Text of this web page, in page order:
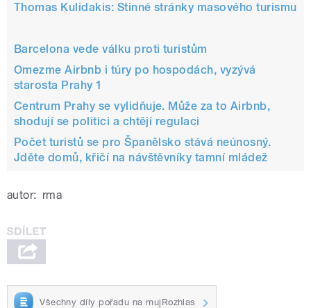
Thomas Kulidakis: Stinné stránky masového turismu
Barcelona vede válku proti turistům
Omezme Airbnb i túry po hospodách, vyzývá
starosta Prahy 1
Centrum Prahy se vylidňuje. Může za to Airbnb,
shodují se politici a chtějí regulaci
Počet turistů se pro Španělsko stává neúnosný.
Jděte domů, křičí na návštěvníky tamní mládež
autor: rma
Všechny díly pořadu na mujRozhlas